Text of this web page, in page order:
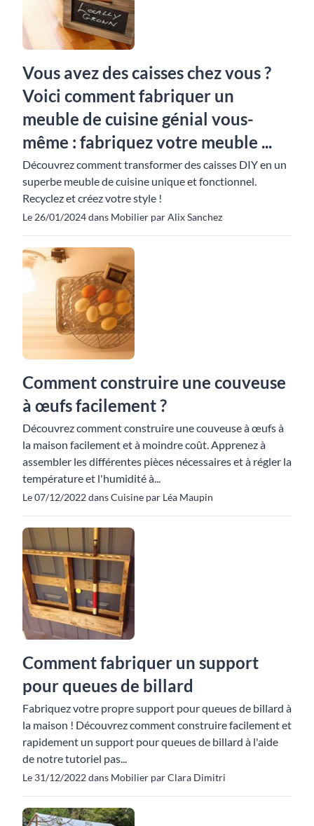
Vous avez des caisses chez vous ?
Voici comment fabriquer un
meuble de cuisine génial vous-
même : fabriquez votre meuble ...
Découvrez comment transformer des caisses DIY en un
superbe meuble de cuisine unique et fonctionnel.
Recyclez et créez votre style !
Le 26/01/2024 dans Mobilier par Alix Sanchez
Comment construire une couveuse
à œufs facilement ?
Découvrez comment construire une couveuse à œufs à
la maison facilement et à moindre coût. Apprenez à
assembler les différentes pièces nécessaires et à régler la
température et l'humidité à...
Le 07/12/2022 dans Cuisine par Léa Maupin
Comment fabriquer un support
pour queues de billard
Fabriquez votre propre support pour queues de billard à
la maison ! Découvrez comment construire facilement et
rapidement un support pour queues de billard à l'aide
de notre tutoriel pas...
Le 31/12/2022 dans Mobilier par Clara Dimitri